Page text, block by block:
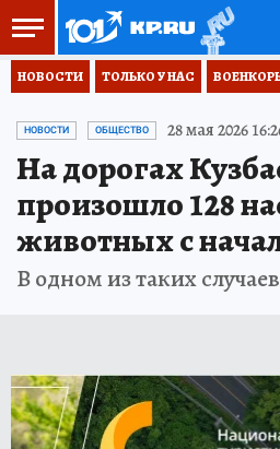
НОВОСТИ ТОЛЬКО У НАС
НОВОСТИ ОБЩЕСТВО 28 мая 2026
На дорогах
произошло 128
животных с
В одном из таких